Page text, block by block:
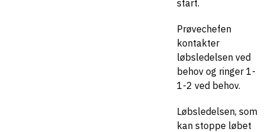
start.
Prøvechefen
kontakter
løbsledelsen ved
behov og ringer 1-
1-2 ved behov.
Løbsledelsen, som
kan stoppe løbet